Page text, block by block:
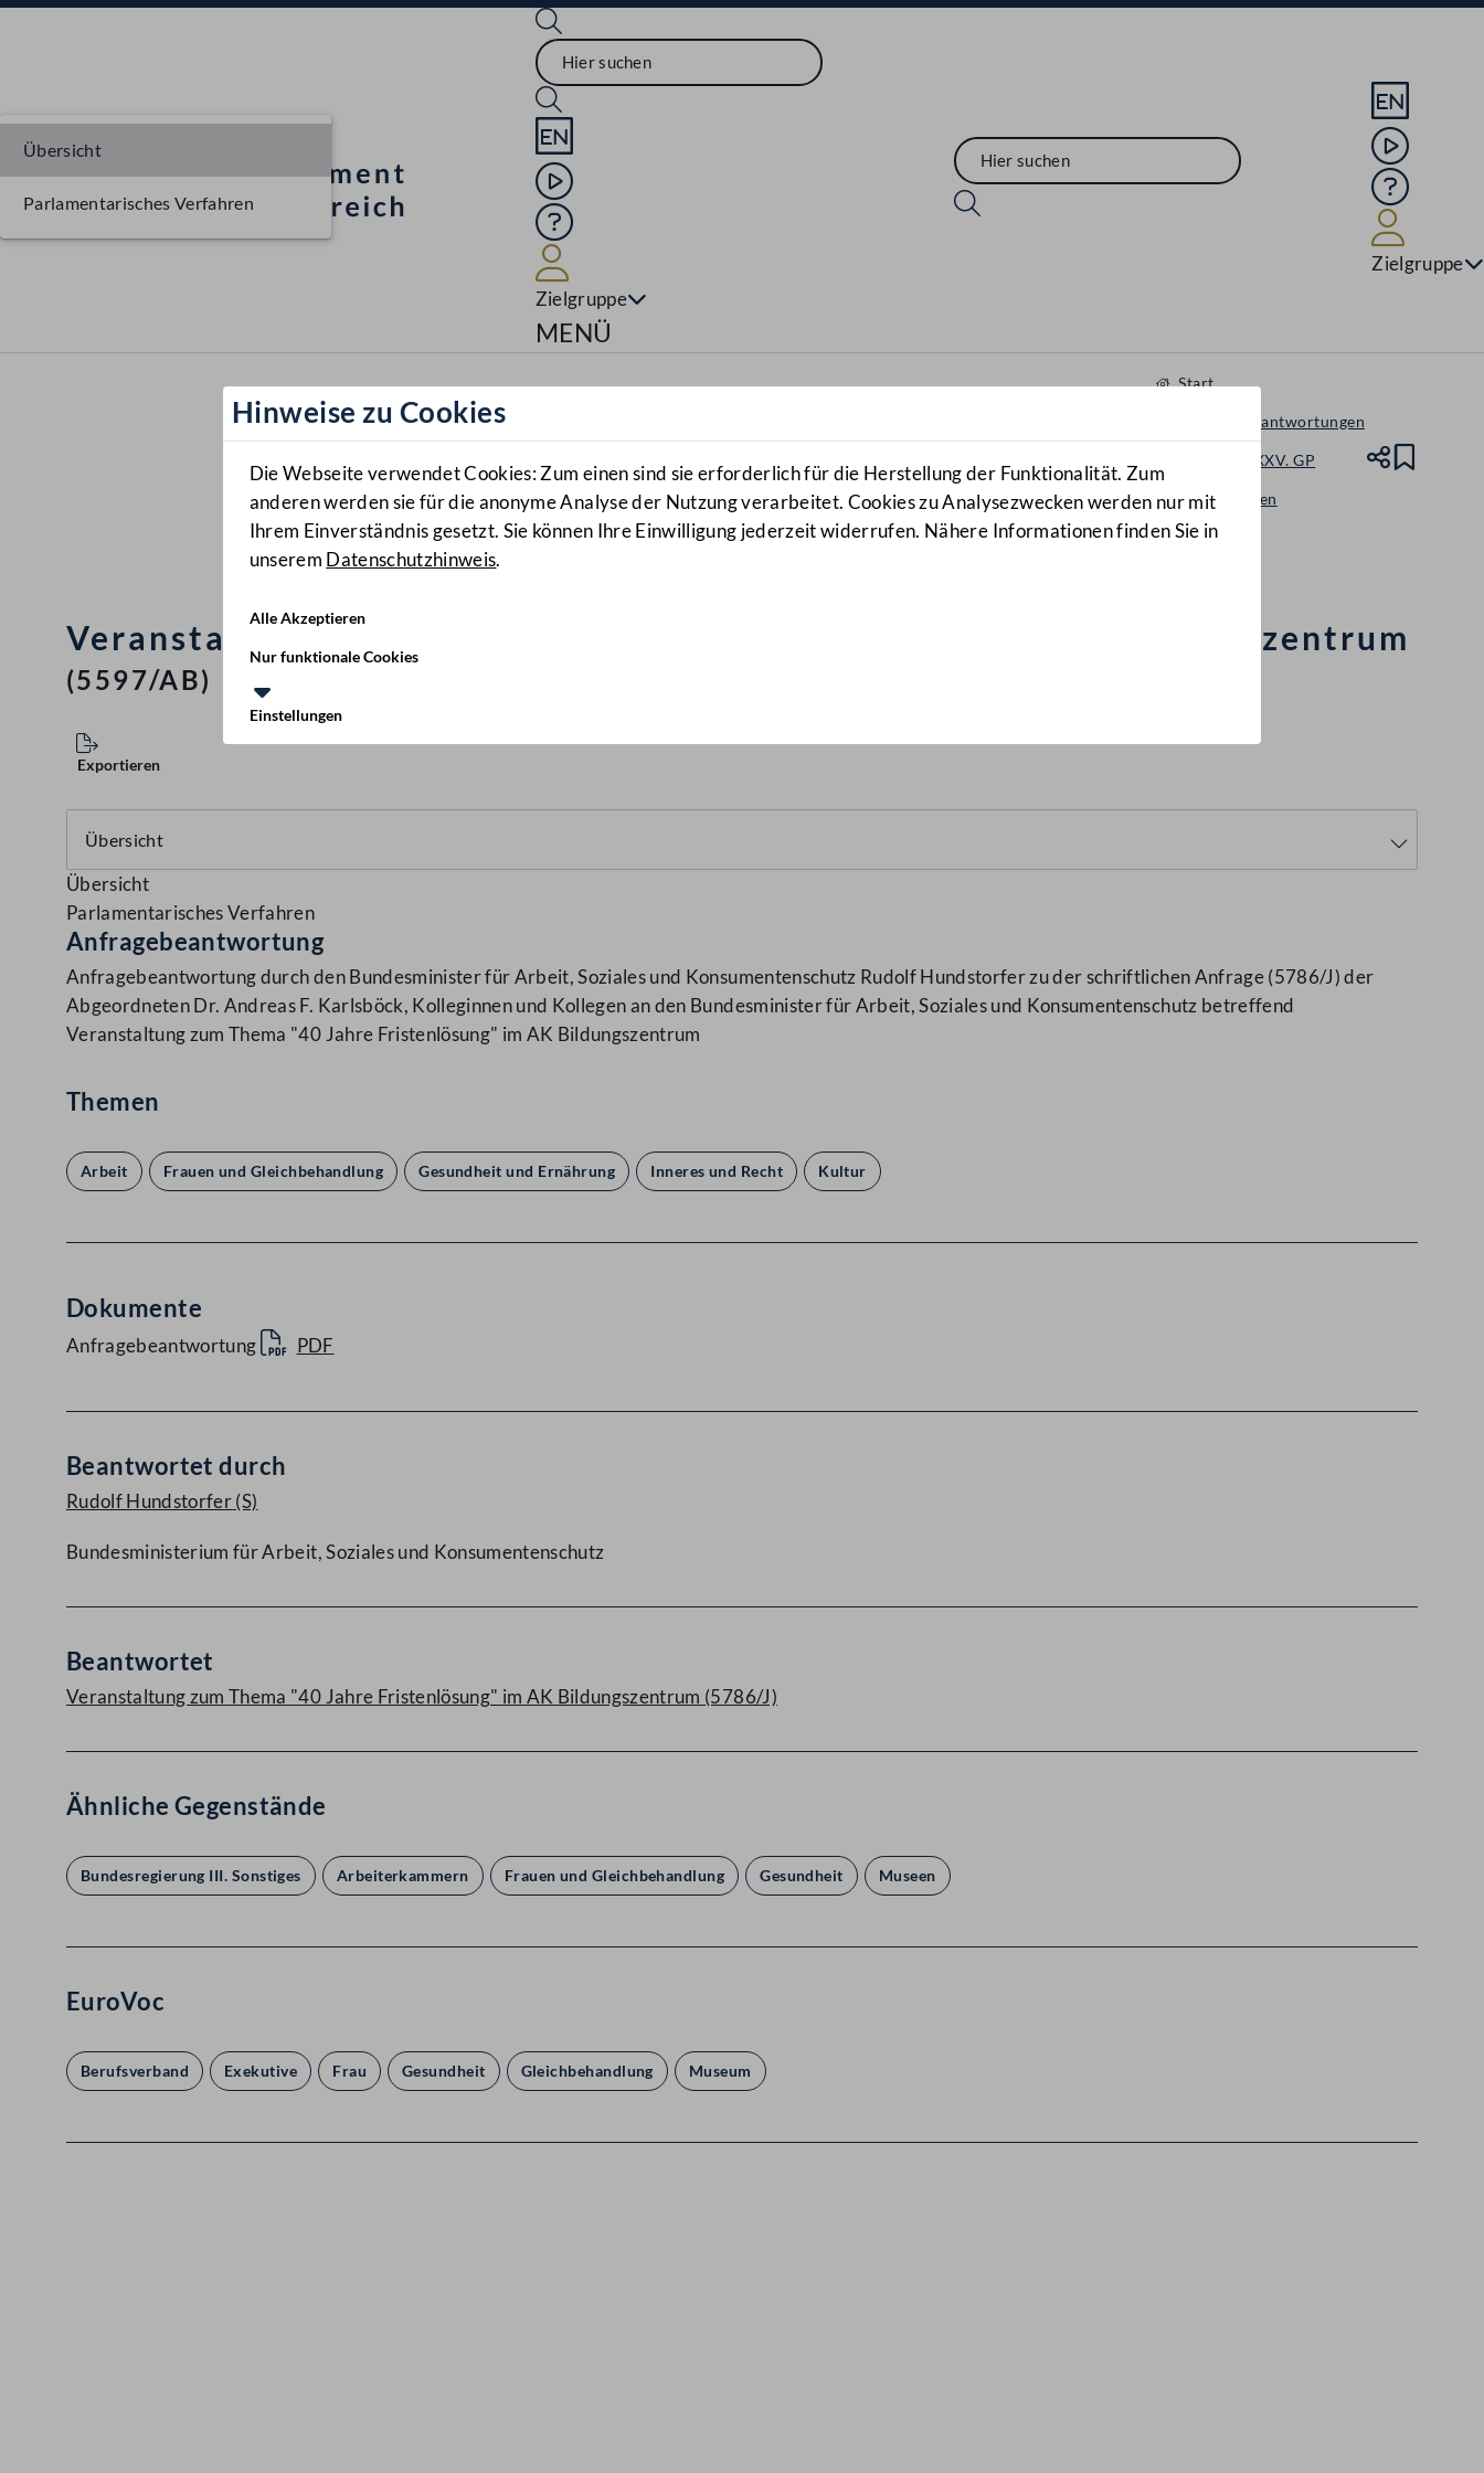
Sprache English
Mediathek
Hilfe
Zielgruppe
Navigationsmenü öffnen
MENÜ
Sprache
Mediathek
Hilfe
Zielgruppe
Hinweise zu Cookies
Die Webseite verwendet Cookies: Zum einen sind sie erforderlich für die Herstellung der Funktionalität. Zum
anderen werden sie für die anonyme Analyse der Nutzung verarbeitet. Cookies zu Analysezwecken werden nur mit
Ihrem Einverständnis gesetzt. Sie können Ihre Einwilligung jederzeit widerrufen. Nähere Informationen finden Sie in
unserem Datenschutzhinweis.
Alle Akzeptieren
Nur funktionale Cookies
Einstellungen
Start
Anfragen & Beantwortungen
Nationalrat - XXV. GP
Beantwortungen
5597/AB
Veranstaltung zum Thema "40 Jahre Fristenlösung" im AK Bildungszentrum
(5597/AB)
Exportieren
Übersicht
Parlamentarisches Verfahren
Übersicht
Parlamentarisches Verfahren
Anfragebeantwortung
Anfragebeantwortung durch den Bundesminister für Arbeit, Soziales und Konsumentenschutz Rudolf Hundstorfer zu der schriftlichen Anfrage (5786/J) der
Abgeordneten Dr. Andreas F. Karlsböck, Kolleginnen und Kollegen an den Bundesminister für Arbeit, Soziales und Konsumentenschutz betreffend
Veranstaltung zum Thema "40 Jahre Fristenlösung" im AK Bildungszentrum
Themen
Arbeit Frauen und Gleichbehandlung Gesundheit und Ernährung Inneres und Recht Kultur
Dokumente
Anfragebeantwortung PDF
Beantwortet durch
Rudolf Hundstorfer(S)
Bundesministerium für Arbeit, Soziales und Konsumentenschutz
Beantwortet
Veranstaltung zum Thema "40 Jahre Fristenlösung" im AK Bildungszentrum (5786/J)
Ähnliche Gegenstände
Bundesregierung III. Sonstiges Arbeiterkammern Frauen und Gleichbehandlung Gesundheit Museen
EuroVoc
Berufsverband Exekutive Frau Gesundheit Gleichbehandlung Museum